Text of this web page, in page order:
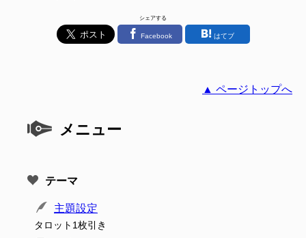
シェアする
Facebook はてブ
▲ ページトップへ
メニュー
テーマ
主題設定
タロット1枚引き